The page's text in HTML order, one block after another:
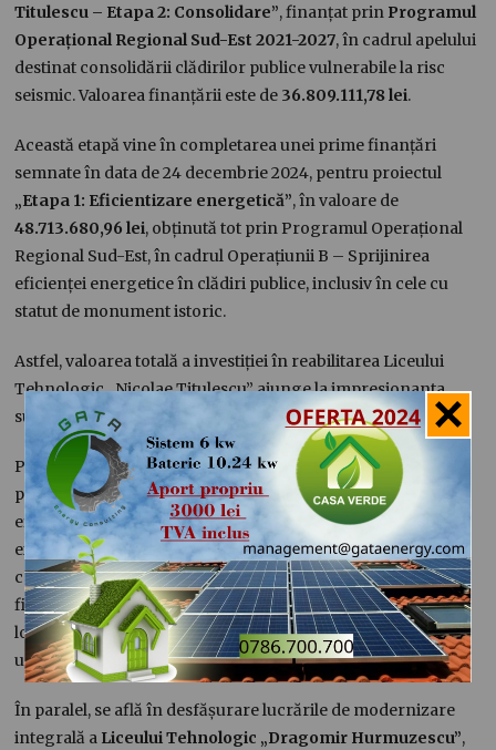
Titulescu – Etapa 2: Consolidare”, finanțat prin Programul
Operațional Regional Sud-Est 2021-2027, în cadrul apelului
destinat consolidării clădirilor publice vulnerabile la risc
seismic. Valoarea finanțării este de 36.809.111,78 lei.
Această etapă vine în completarea unei prime finanțări
semnate în data de 24 decembrie 2024, pentru proiectul
„Etapa 1: Eficientizare energetică”, în valoare de
48.713.680,96 lei, obținută tot prin Programul Operațional
Regional Sud-Est, în cadrul Operațiunii B – Sprijinirea
eficienței energetice în clădiri publice, inclusiv în cele cu
statut de monument istoric.
Astfel, valoarea totală a investiției în reabilitarea Liceului
Tehnologic „Nicolae Titulescu” ajunge la impresionanta
sumă de85.522.792,74 lei
Potrivit edilului, Primăria Medgidia a finalizat deja
procedura de achiziție publică pentru componenta de
eficientizare energetică, fiind semnat și contractul de
execuție a lucrărilor. În ceea ce privește componenta de
consolidare, se află în prezent în etapa de evaluare
financiară, iar atribuirea contractului este estimată a avea
loc în mai puțin de o lună. Lucrările ample de reabilitare
urmează să înceapă în vara acestui an.
În paralel, se află în desfășurare lucrările de modernizare
integrală a Liceului Tehnologic „Dragomir Hurmuzescu”,